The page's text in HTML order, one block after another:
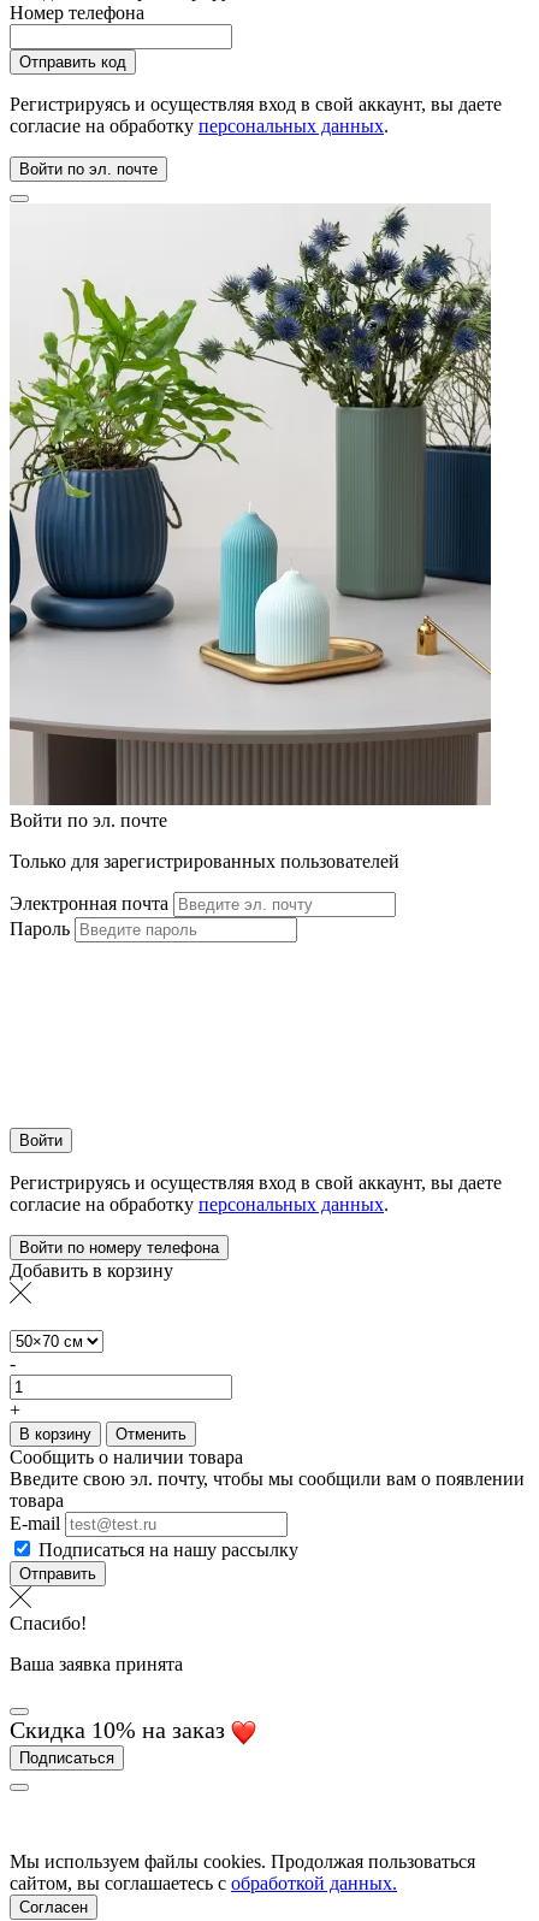
Номер телефона
Регистрируясь и осуществляя вход в свой аккаунт, вы даете
согласие на обработку персональных данных.
Войти по эл. почте
Войти по эл. почте
Только для зарегистрированных пользователей
Электронная почта
Пароль
Войти
Регистрируясь и осуществляя вход в свой аккаунт, вы даете
согласие на обработку персональных данных.
Войти по номеру телефона
Добавить в корзину
-
+
В корзину Отменить
Сообщить о наличии товара
Введите свою эл. почту, чтобы мы сообщили вам о появлении
товара
E-mail
Подписаться на нашу рассылку
Отправить
Спасибо!
Ваша заявка принята
Скидка 10% на заказ
Подписаться
Мы используем файлы cookies. Продолжая пользоваться
сайтом, вы соглашаетесь с обработкой данных.
Согласен